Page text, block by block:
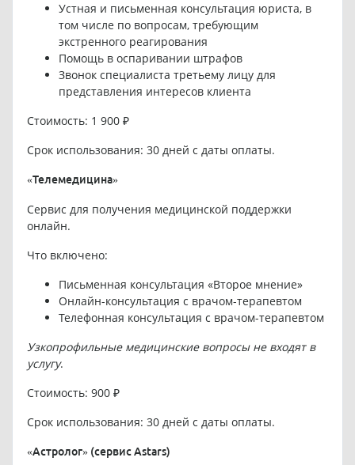
Устная и письменная консультация юриста, в
том числе по вопросам, требующим
экстренного реагирования
Помощь в оспаривании штрафов
Звонок специалиста третьему лицу для
представления интересов клиента
Стоимость: 1 900 ₽
Срок использования: 30 дней с даты оплаты.
«Телемедицина»
Сервис для получения медицинской поддержки
онлайн.
Что включено:
Письменная консультация «Второе мнение»
Онлайн-консультация с врачом-терапевтом
Телефонная консультация с врачом-терапевтом
Узкопрофильные медицинские вопросы не входят в
услугу.
Стоимость: 900 ₽
Срок использования: 30 дней с даты оплаты.
«Астролог» (сервис Astars)